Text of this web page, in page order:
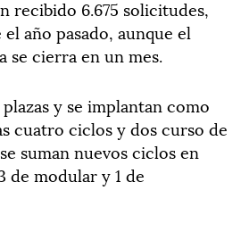
recibido 6.675 solicitudes,
año pasado, aunque el
se cierra en un mes.
y se implantan como
cuatro ciclos y dos curso de
suman nuevos ciclos en
de modular y 1 de